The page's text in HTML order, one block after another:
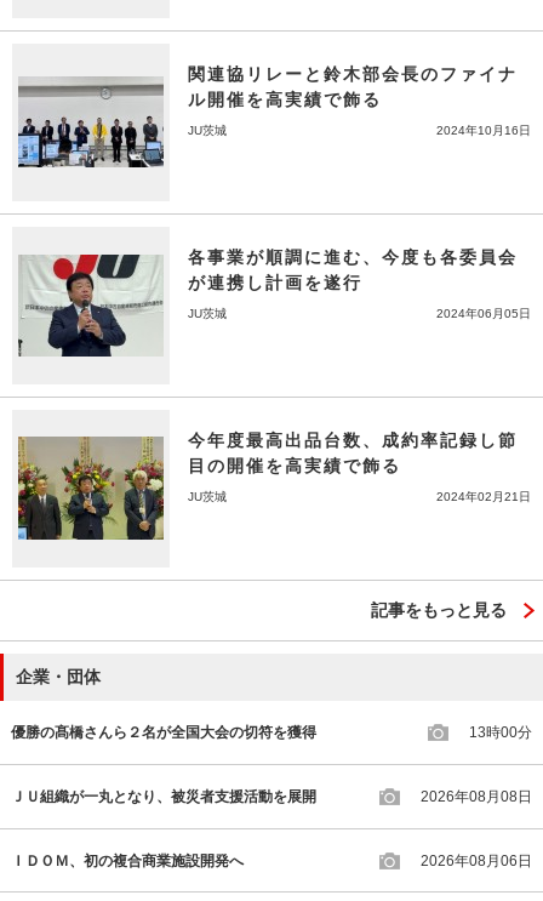
関連協リレーと鈴木部会長のファイナ
ル開催を高実績で飾る
JU茨城 2024年10月16日
各事業が順調に進む、今度も各委員会
が連携し計画を遂行
JU茨城 2024年06月05日
今年度最高出品台数、成約率記録し節
目の開催を高実績で飾る
JU茨城 2024年02月21日
記事をもっと見る
企業・団体
優勝の髙橋さんら２名が全国大会の切符を獲得 13時00分
ＪＵ組織が一丸となり、被災者支援活動を展開 2026年08月08日
ＩＤＯＭ、初の複合商業施設開発へ 2026年08月06日